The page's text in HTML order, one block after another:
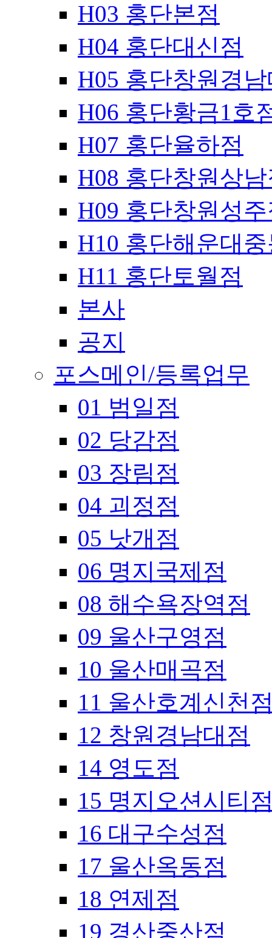
H03 홍단본점
H04 홍단대신점
H05 홍단창원경
H06 홍단황금1호
H07 홍단율하점
H08 홍단창원상
H09 홍단창원성
H10 홍단해운대
H11 홍단토월점
본사
공지
포스메인/등록업무
01 범일점
02 당감점
03 장림점
04 괴정점
05 낫개점
06 명지국제점
08 해수욕장역점
09 울산구영점
10 울산매곡점
11 울산호계신천
12 창원경남대점
14 영도점
15 명지오션시티
16 대구수성점
17 울산옥동점
18 연제점
19 경산중산점